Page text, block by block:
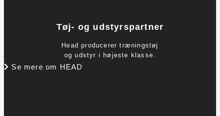
Tøj- og udstyrspartner
Head producerer træningstøj
og udstyr i højeste klasse.
Se mere om HEAD